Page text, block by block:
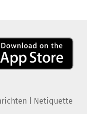
Netiquette